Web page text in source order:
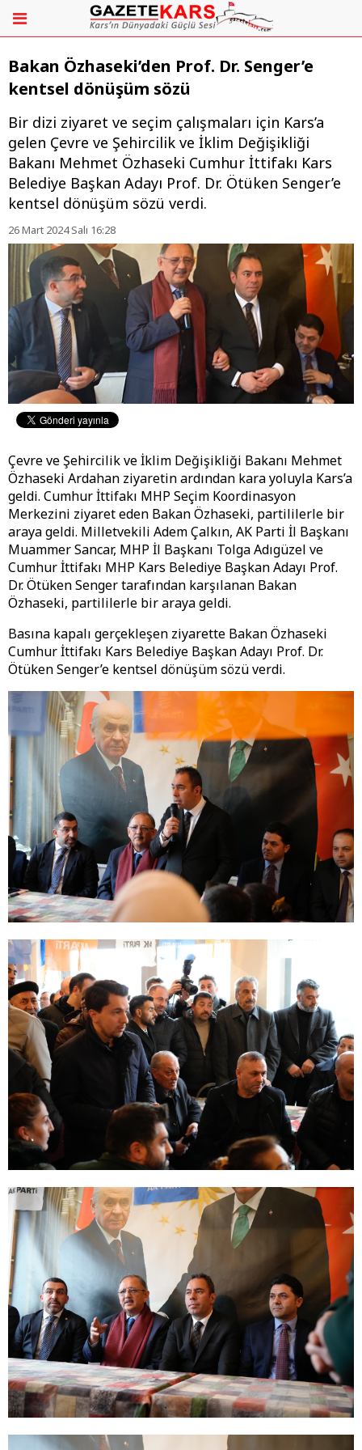
Bakan Özhaseki’den Prof. Dr. Senger’e
kentsel dönüşüm sözü
Bir dizi ziyaret ve seçim çalışmaları için Kars’a
gelen Çevre ve Şehircilik ve İklim Değişikliği
Bakanı Mehmet Özhaseki Cumhur İttifakı Kars
Belediye Başkan Adayı Prof. Dr. Ötüken Senger’e
kentsel dönüşüm sözü verdi.
26 Mart 2024 Salı 16:28
Çevre ve Şehircilik ve İklim Değişikliği Bakanı Mehmet
Özhaseki Ardahan ziyaretin ardından kara yoluyla Kars’a
geldi. Cumhur İttifakı MHP Seçim Koordinasyon
Merkezini ziyaret eden Bakan Özhaseki, partililerle bir
araya geldi. Milletvekili Adem Çalkın, AK Parti İl Başkanı
Muammer Sancar, MHP İl Başkanı Tolga Adıgüzel ve
Cumhur İttifakı MHP Kars Belediye Başkan Adayı Prof.
Dr. Ötüken Senger tarafından karşılanan Bakan
Özhaseki, partililerle bir araya geldi.
Basına kapalı gerçekleşen ziyarette Bakan Özhaseki
Cumhur İttifakı Kars Belediye Başkan Adayı Prof. Dr.
Ötüken Senger’e kentsel dönüşüm sözü verdi.